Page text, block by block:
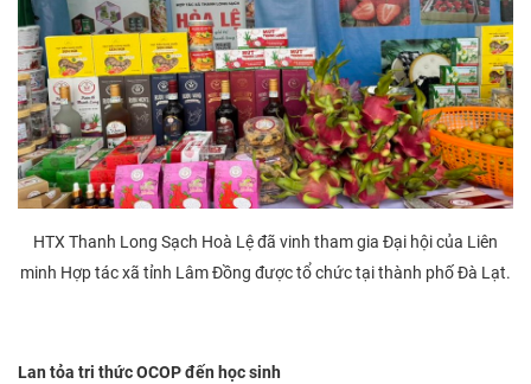
HTX Thanh Long Sạch Hoà Lệ đã vinh tham gia Đại hội của Liên
minh Hợp tác xã tỉnh Lâm Đồng được tổ chức tại thành phố Đà Lạt.
Lan tỏa tri thức OCOP đến học sinh